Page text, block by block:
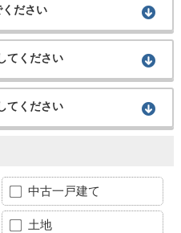
ださい
てください
てください
中古一戸建て
土地